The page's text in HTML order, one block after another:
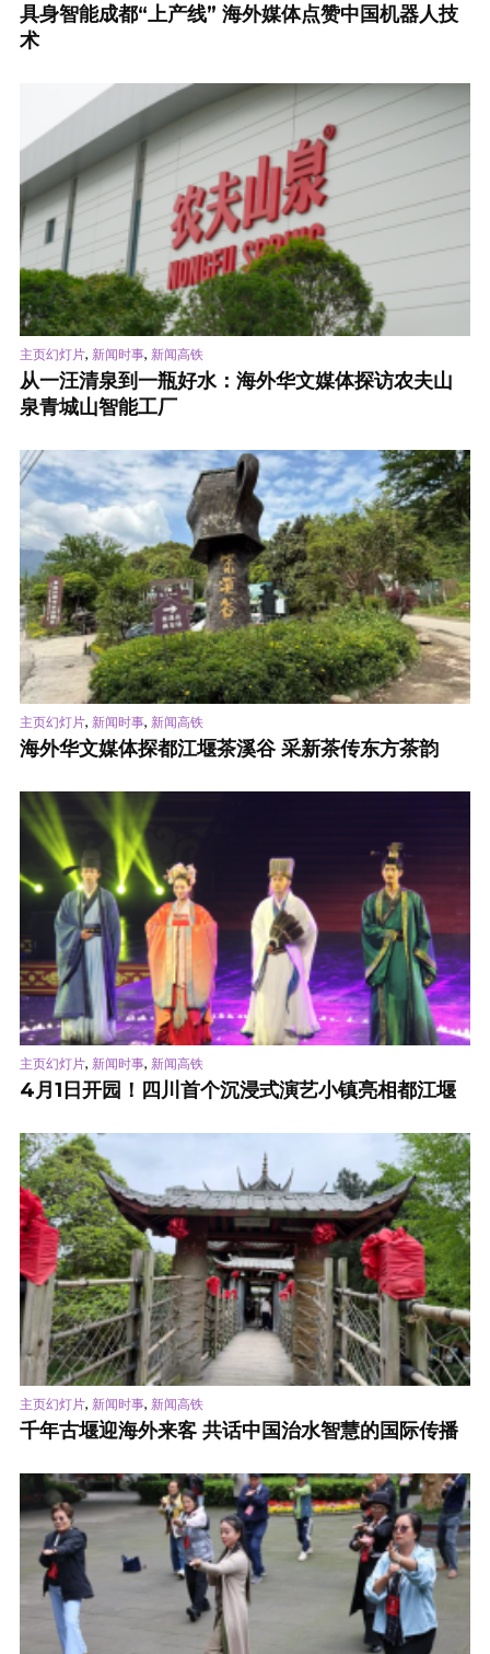
具身智能成都“上产线” 海外媒体点赞中国机器人技
术
主页幻灯片, 新闻时事, 新闻高铁
从一汪清泉到一瓶好水：海外华文媒体探访农夫山
泉青城山智能工厂
主页幻灯片, 新闻时事, 新闻高铁
海外华文媒体探都江堰茶溪谷 采新茶传东方茶韵
主页幻灯片, 新闻时事, 新闻高铁
4月1日开园！四川首个沉浸式演艺小镇亮相都江堰
主页幻灯片, 新闻时事, 新闻高铁
千年古堰迎海外来客 共话中国治水智慧的国际传播